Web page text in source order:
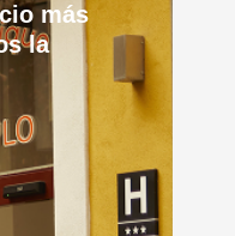
más
la